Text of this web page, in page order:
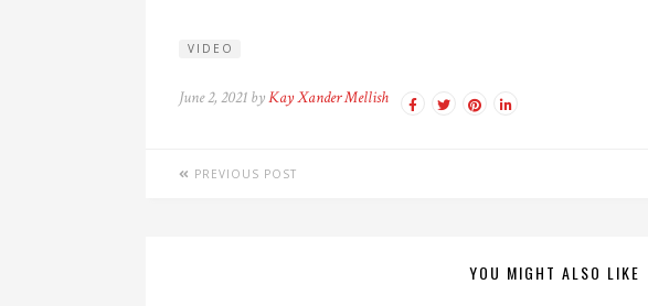
VIDEO
June 2, 2021 byKay Xander Mellish
PREVIOUS POST
YOU MIGHT ALSO LIKE